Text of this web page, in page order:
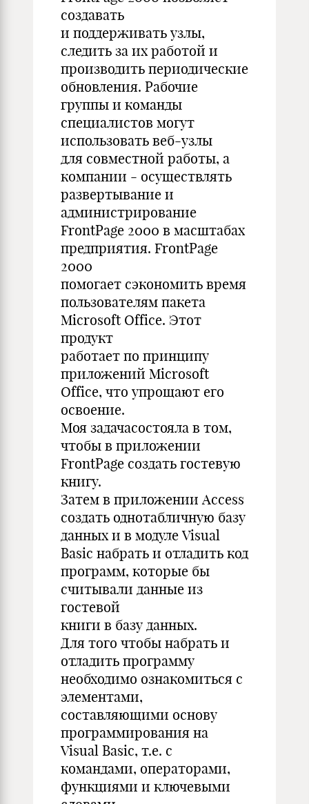
создавать
и поддерживать узлы,
следить за их работой и
производить периодические
обновления. Рабочие
группы и команды
специалистов могут
использовать веб-узлы
для совместной работы, а
компании - осуществлять
развертывание и
администрирование
FrontPage 2000 в масштабах
предприятия. FrontPage
2000
помогает сэкономить время
пользователям пакета
Microsoft Office. Этот
продукт
работает по принципу
приложений Microsoft
Office, что упрощают его
освоение.
Моя задачасостояла в том,
чтобы в приложении
FrontPage создать гостевую
книгу.
Затем в приложении Access
создать однотабличную базу
данных и в модуле Visual
Basic набрать и отладить код
программ, которые бы
считывали данные из
гостевой
книги в базу данных.
Для того чтобы набрать и
отладить программу
необходимо ознакомиться с
элементами,
составляющими основу
программирования на
Visual Basic, т.е. с
командами, операторами,
функциями и ключевыми